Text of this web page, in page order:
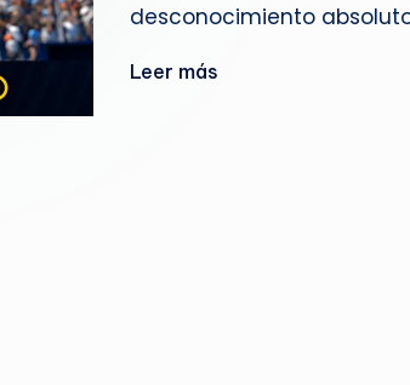
d
desconocimiento
Leer más